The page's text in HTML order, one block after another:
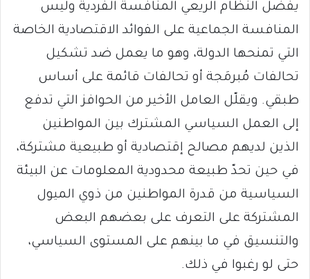
يفضّل النظام الريعي المنافسة الفردية وليس
المنافسة الجماعية على الفوائد الاقتصادية الخاصة
التي تمنحها الدولة، وهو ما يعمل ضد تشكيل
تحالفات مُبرمَجة أو تحالفات قائمة على أساس
طبقي. ويقلّل العامل الأخير من الحوافز التي تدفع
إلى العمل السياسي المشترك بين المواطنين
الذين لديهم مصالح إقتصادية أو طبيعية مشتركة،
في حين تحدّ طبيعة محدودية المعلومات عن البيئة
السياسية من قدرة المواطنين من ذوي الميول
المشتركة على التعرف على بعضهم البعض
والتنسيق في ما بينهم على المستوى السياسي،
حتى لو رغبوا في ذلك.